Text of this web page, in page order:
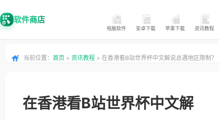
软件商店
电脑软件 安卓下载 苹果下载 资讯教程
当前位置： 首页 > 资讯教程 > 在香港看B站世界杯中文解说总遇地区限制？
在香港看B站世界杯中文解